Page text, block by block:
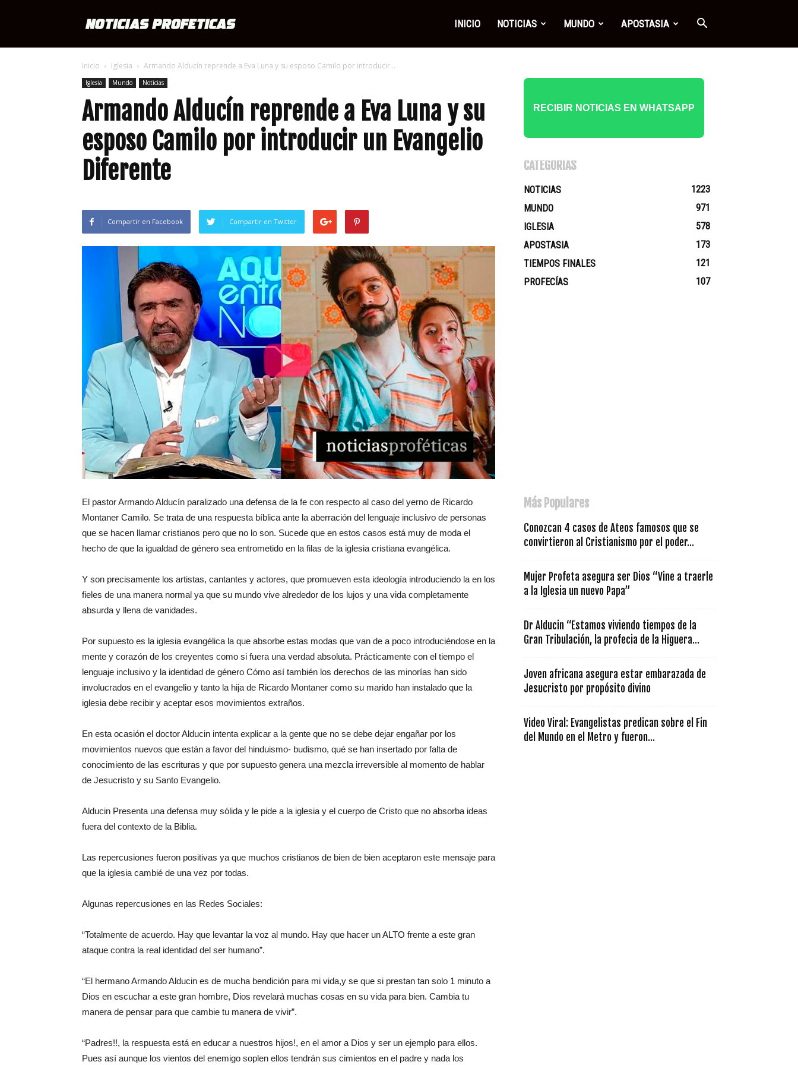
Proféticas
INICIO NOTICIAS MUNDO APOSTASIA
Inicio Iglesia Armando Alducín reprende a Eva Luna y su esposo Camilo por introducir...
Iglesia Mundo Noticias
Armando Alducín reprende a Eva Luna y su
esposo Camilo por introducir un Evangelio
Diferente
Compartir en Facebook Compartir en Twitter
El pastor Armando Alducín paralizado una defensa de la fe con respecto al caso del yerno de Ricardo
Montaner Camilo. Se trata de una respuesta bíblica ante la aberración del lenguaje inclusivo de personas
que se hacen llamar cristianos pero que no lo son. Sucede que en estos casos está muy de moda el
hecho de que la igualdad de género sea entrometido en la filas de la iglesia cristiana evangélica.
Y son precisamente los artistas, cantantes y actores, que promueven esta ideología introduciendo la en los
fieles de una manera normal ya que su mundo vive alrededor de los lujos y una vida completamente
absurda y llena de vanidades.
Por supuesto es la iglesia evangélica la que absorbe estas modas que van de a poco introduciéndose en la
mente y corazón de los creyentes como si fuera una verdad absoluta. Prácticamente con el tiempo el
lenguaje inclusivo y la identidad de género Cómo así también los derechos de las minorías han sido
involucrados en el evangelio y tanto la hija de Ricardo Montaner como su marido han instalado que la
iglesia debe recibir y aceptar esos movimientos extraños.
En esta ocasión el doctor Alducin intenta explicar a la gente que no se debe dejar engañar por los
movimientos nuevos que están a favor del hinduismo- budismo, qué se han insertado por falta de
conocimiento de las escrituras y que por supuesto genera una mezcla irreversible al momento de hablar
de Jesucristo y su Santo Evangelio.
Alducin Presenta una defensa muy sólida y le pide a la iglesia y el cuerpo de Cristo que no absorba ideas
fuera del contexto de la Biblia.
Las repercusiones fueron positivas ya que muchos cristianos de bien de bien aceptaron este mensaje para
que la iglesia cambié de una vez por todas.
Algunas repercusiones en las Redes Sociales:
“Totalmente de acuerdo. Hay que levantar la voz al mundo. Hay que hacer un ALTO frente a este gran
ataque contra la real identidad del ser humano”.
“El hermano Armando Alducin es de mucha bendición para mi vida,y se que si prestan tan solo 1 minuto a
Dios en escuchar a este gran hombre, Dios revelará muchas cosas en su vida para bien. Cambia tu
manera de pensar para que cambie tu manera de vivir”.
“Padres!!, la respuesta está en educar a nuestros hijos!, en el amor a Dios y ser un ejemplo para ellos.
Pues así aunque los vientos del enemigo soplen ellos tendrán sus cimientos en el padre y nada los
RECIBIR NOTICIAS EN WHATSAPP
CATEGORÍAS
NOTICIAS
1223
MUNDO
971
IGLESIA
578
APOSTASIA
173
TIEMPOS FINALES
121
PROFECÍAS
107
Más Populares
Conozcan 4 casos de Ateos famosos que se
convirtieron al Cristianismo por el poder...
Mujer Profeta asegura ser Dios “Vine a traerle
a la Iglesia un nuevo Papa”
Dr Alducin “Estamos viviendo tiempos de la
Gran Tribulación, la profecia de la Higuera...
Joven africana asegura estar embarazada de
Jesucristo por propósito divino
Video Viral: Evangelistas predican sobre el Fin
del Mundo en el Metro y fueron...